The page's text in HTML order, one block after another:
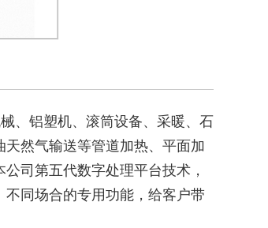
、铝塑机、滚筒设备、采暖、石
然气输送等管道加热、平面加
司第五代数字处理平台技术，
同场合的专用功能，给客户带